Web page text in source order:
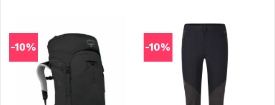
-10% -10%